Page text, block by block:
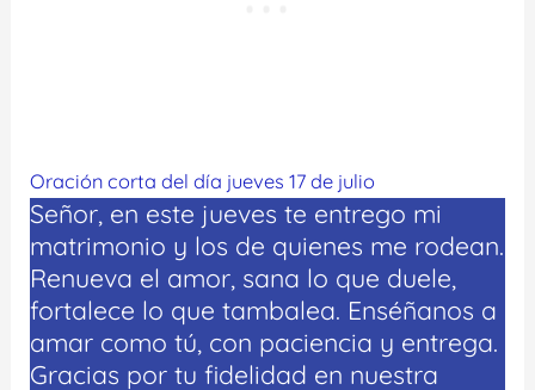
Oración corta del día jueves 17 de julio
Señor, en este jueves te entrego mi
matrimonio y los de quienes me rodean.
Renueva el amor, sana lo que duele,
fortalece lo que tambalea. Enséñanos a
amar como tú, con paciencia y entrega.
Gracias por tu fidelidad en nuestra